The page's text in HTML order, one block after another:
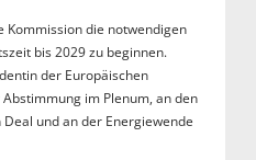
Kommission die notwendigen
bis 2029 zu beginnen.
der Europäischen
im Plenum, an den
und an der Energiewende